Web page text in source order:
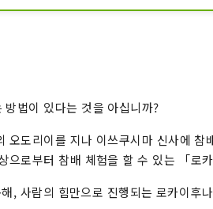
연체의 대접으로, 여행자를 맞이 하는 치
법이 있다는 것을 아십니까?
오도리이를 지나 이쓰쿠시마 신사에 참
으로부터 참배 체험을 할 수 있는 「로
, 사람의 힘만으로 진행되는 로카이후